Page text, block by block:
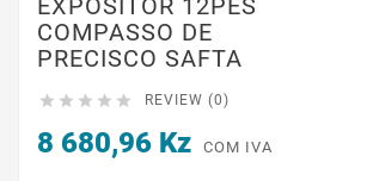
EXPOSITOR 12PES
COMPASSO DE
PRECISCO SAFTA
     REVIEW (0)
8 680,96 Kz COM IVA